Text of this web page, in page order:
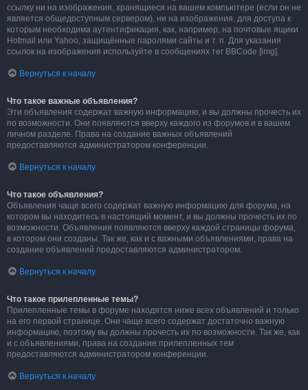
ссылку ни на изображения, хранящиеся на вашем компьютере (если он не
является общедоступным сервером), ни на изображения, для доступа к
которым необходима аутентификация, как, например, на почтовые ящики
Hotmail или Yahoo, защищённые паролями сайты и т. п. Для указания
ссылок на изображения используйте в сообщениях тег BBCode [img].
Вернуться к началу
Что такое важные объявления?
Эти объявления содержат важную информацию, и вы должны прочесть их
по возможности. Они появляются вверху каждого из форумов и в вашем
личном разделе. Права на создание важных объявлений
предоставляются администратором конференции.
Вернуться к началу
Что такое объявления?
Объявления чаще всего содержат важную информацию для форума, на
котором вы находитесь в настоящий момент, и вы должны прочесть их по
возможности. Объявления появляются вверху каждой страницы форума,
в котором они созданы. Так же, как и с важными объявлениями, права на
создание объявлений предоставляются администратором.
Вернуться к началу
Что такое прилепленные темы?
Прилепленные темы в форуме находятся ниже всех объявлений и только
на его первой странице. Они чаще всего содержат достаточно важную
информацию, поэтому вы должны прочесть их по возможности. Так же, как
и с объявлениями, права на создание прилепленных тем
предоставляются администратором конференции.
Вернуться к началу